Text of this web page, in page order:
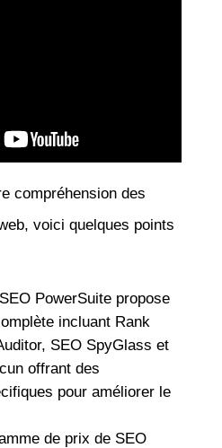
compréhension des
voici quelques points
PowerSuite propose
incluant Rank
SEO SpyGlass et
offrant des
pour améliorer le
de prix de SEO